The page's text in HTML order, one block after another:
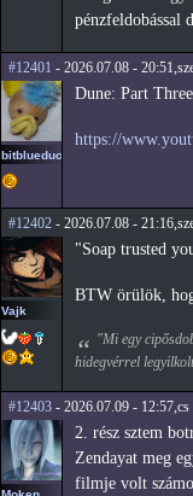
pénzfeldobással
#12401 - 2026.07.08 -
bitblueduck
Dune: Part
https://
#12402 - 2026.07.08 -
Vajk
"Soap trusted
BTW örülök,
"Mi egy
hidegvérrel
#12403 - 2026.07.09 - 12:57,cs
2. rész sztem
Zendayat meg
filmje volt